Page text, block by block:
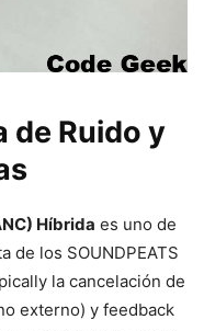
de Ruido y
Híbrida es uno de
de los SOUNDPEATS
la cancelación de
externo) y feedback